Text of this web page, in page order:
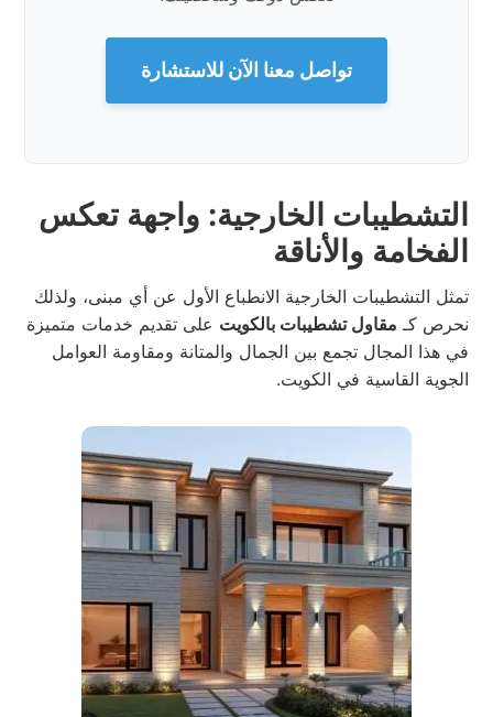
تواصل معنا الآن للاستشارة
التشطيبات الخارجية: واجهة تعكس
الفخامة والأناقة
تمثل التشطيبات الخارجية الانطباع الأول عن أي مبنى، ولذلك
نحرص كـ مقاول تشطيبات بالكويت على تقديم خدمات متميزة
في هذا المجال تجمع بين الجمال والمتانة ومقاومة العوامل
الجوية القاسية في الكويت.